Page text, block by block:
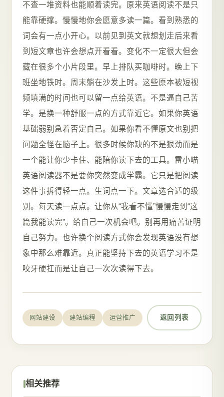
不查一堆资料也能顺着读完。原来英语阅读不是只
能靠硬撑。慢慢地你会愿意多读一篇。看到熟悉的
词会有一点小开心。以前见到英文就想划走后来看
到短文章也许会想点开看看。变化不一定很大但会
藏在很多个小片段里。早上排队买咖啡时。晚上下
班坐地铁时。周末躺在沙发上时。这些原本被短视
频填满的时间也可以留一点给英语。不是逼自己苦
学。是换一种舒服一点的方式靠近它。如果你英语
基础弱别急着否定自己。如果你看不懂原文也别把
问题全怪在脑子上。很多时候你缺的不是狠劲而是
一个能让你少卡住、能陪你读下去的工具。雷小喵
英语阅读器不是要你突然变成学霸。它只是把阅读
这件事拆得轻一点。生词点一下。文章选合适的级
别。每天读一点点。让你从“我看不懂”慢慢走到“这
篇我能读完”。给自己一次机会吧。别再用痛苦证明
自己努力。也许换个阅读方式你会发现英语没有想
象中那么难靠近。真正能坚持下去的英语学习不是
咬牙硬扛而是让自己一次次读得下去。
网站建设 建站编程 运营推广 返回列表
相关推荐